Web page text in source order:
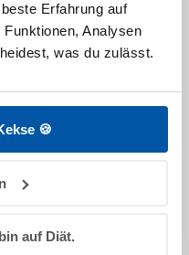
Erfahrung auf
Analysen
was du zulässt.
🍪
auf Diät.
von der Schule nach
Pauli, Pauline, Emil und
zum Vermitteln einer
Lesenlernen oder